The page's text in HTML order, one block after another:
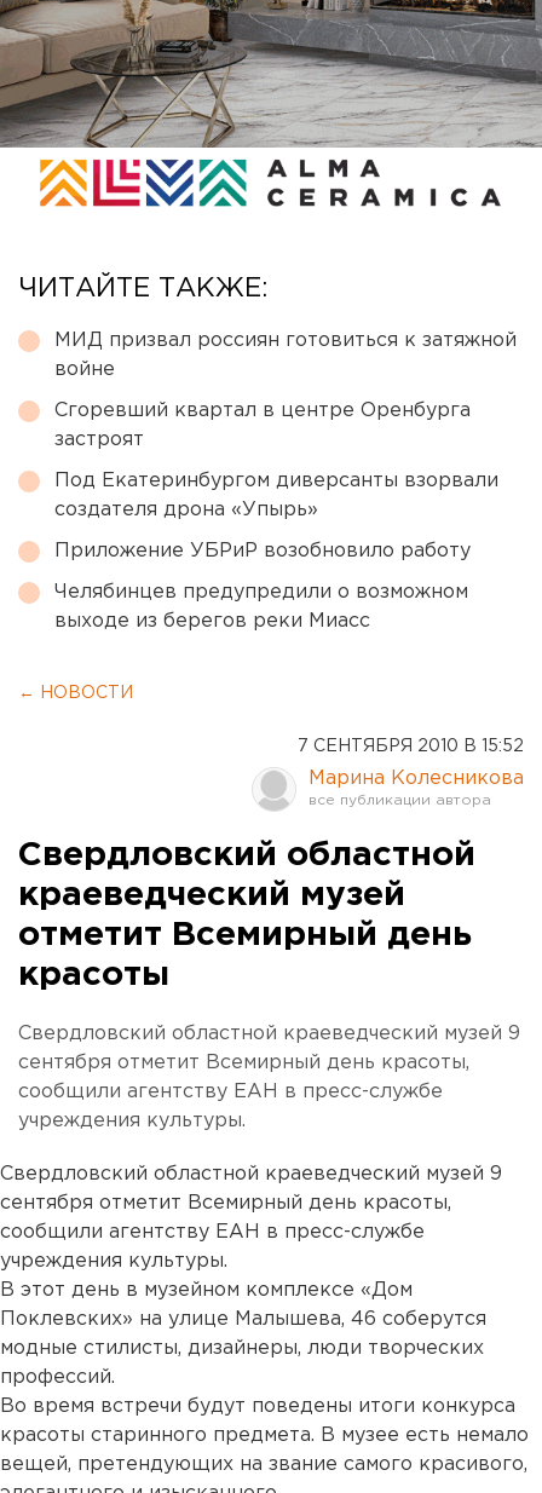
ЧИТАЙТЕ ТАКЖЕ:
МИД призвал россиян готовиться к затяжной
войне
Сгоревший квартал в центре Оренбурга
застроят
Под Екатеринбургом диверсанты взорвали
создателя дрона «Упырь»
Приложение УБРиР возобновило работу
Челябинцев предупредили о возможном
выходе из берегов реки Миасс
← НОВОСТИ
7 СЕНТЯБРЯ 2010 В 15:52
Марина Колесникова
Свердловский областной
краеведческий музей
отметит Всемирный день
красоты
Свердловский областной краеведческий музей 9
сентября отметит Всемирный день красоты,
сообщили агентству ЕАН в пресс-службе
учреждения культуры.
Свердловский областной краеведческий музей 9
сентября отметит Всемирный день красоты,
сообщили агентству ЕАН в пресс-службе
учреждения культуры.
В этот день в музейном комплексе «Дом
Поклевских» на улице Малышева, 46 соберутся
модные стилисты, дизайнеры, люди творческих
профессий.
Во время встречи будут поведены итоги конкурса
красоты старинного предмета. В музее есть немало
вещей, претендующих на звание самого красивого,